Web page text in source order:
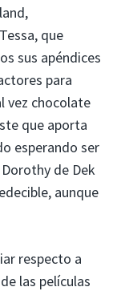
que
sus apéndices
para
vez chocolate
que aporta
esperando ser
de Dek
aunque
respecto a
las películas